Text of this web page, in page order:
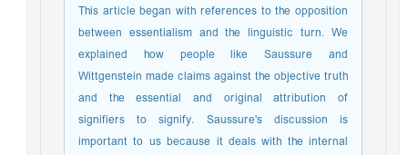
This article began with references to the opposition
between essentialism and the linguistic turn. We
explained how people like Saussure and
Wittgenstein made claims against the objective truth
and the essential and original attribution of
signifiers to signify. Saussure's discussion is
important to us because it deals with the internal